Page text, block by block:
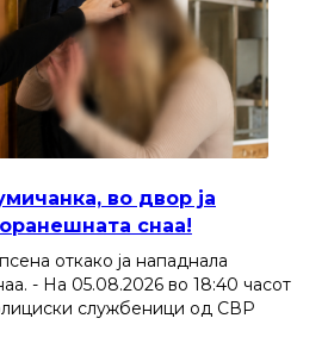
во двор ја
снаа!
откако ја нападнала
- На 05.08.2026 во 18:40 часот
службеници од СВР